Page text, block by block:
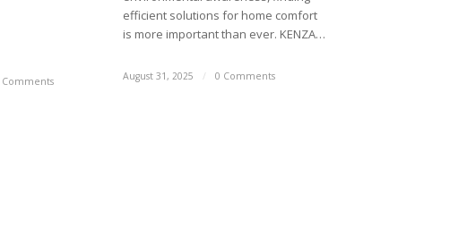
Comments
efficient solutions for home comfort
is more important than ever. KENZA…
August 31, 2025 / 0 Comments